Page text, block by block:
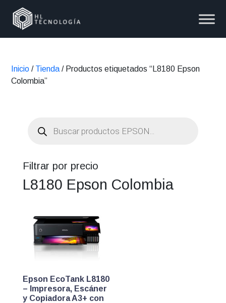
Inicio / Tienda / Productos etiquetados “L8180 Epson
Colombia”
productos
Filtrar por precio
L8180 Epson Colombia
Epson EcoTank L8180
– Impresora, Escáner
y Copiadora A3+ con